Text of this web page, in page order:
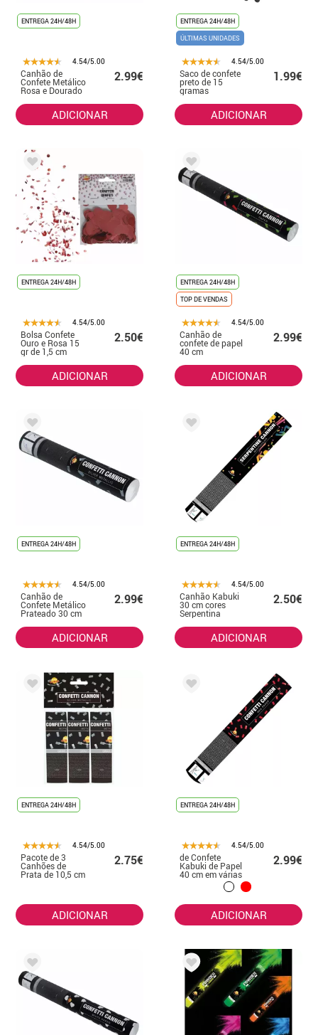
ENTREGA 24H/48H
4.54/5.00
Canhão de
Confete Metálico
Rosa e Dourado
2.99€
ADICIONAR
ENTREGA 24H/48H
ÚLTIMAS UNIDADES
4.54/5.00
Saco de confete
preto de 15
gramas
1.99€
ADICIONAR
ENTREGA 24H/48H
4.54/5.00
Bolsa Confete
Ouro e Rosa 15
gr de 1,5 cm
2.50€
ADICIONAR
ENTREGA 24H/48H
TOP DE VENDAS
4.54/5.00
Canhão de
confete de papel
40 cm
2.99€
ADICIONAR
ENTREGA 24H/48H
4.54/5.00
Canhão de
Confete Metálico
Prateado 30 cm
2.99€
ADICIONAR
ENTREGA 24H/48H
4.54/5.00
Canhão Kabuki
30 cm cores
Serpentina
2.50€
ADICIONAR
ENTREGA 24H/48H
4.54/5.00
Pacote de 3
Canhões de
Prata de 10,5 cm
2.75€
ADICIONAR
ENTREGA 24H/48H
4.54/5.00
de Confete
Kabuki de Papel
40 cm em várias
2.99€
ADICIONAR